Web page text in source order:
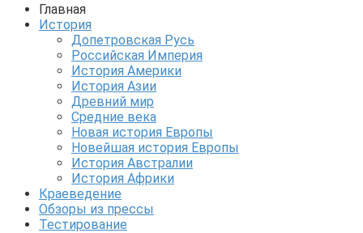
Главная
История
Допетровская Русь
Российская Империя
История Америки
История Азии
Древний мир
Средние века
Новая история Европы
Новейшая история Европы
История Австралии
История Африки
Краеведение
Обзоры из прессы
Тестирование